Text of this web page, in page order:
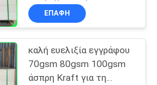
τα ξηρά κιβώτια
τροφίμων
ΕΠΑΦΉ
καλή ευελιξία εγγράφου
70gsm 80gsm 100gsm
άσπρη Kraft για τη